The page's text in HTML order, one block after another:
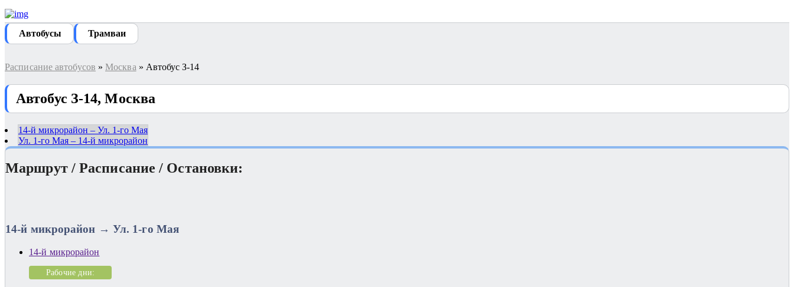
Автобуcы Трамваи
Расписание автобусов » Москва » Автобус З-14
Автобус З-14, Москва
14-й микрорайон – Ул. 1-го Мая
Ул. 1-го Мая – 14-й микрорайон
Маршрут / Расписание / Остановки:
14-й микрорайон → Ул. 1-го Мая
14-й микрорайон
Рабочие дни: